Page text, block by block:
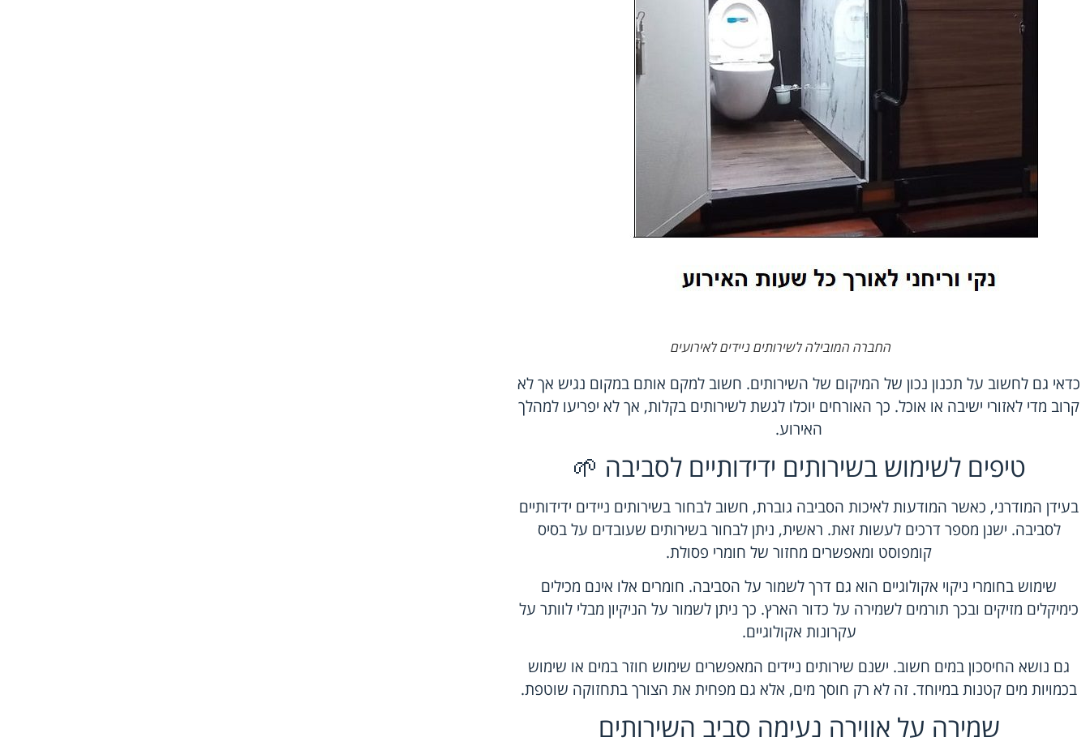
החברה המובילה לשירותים ניידים לאירועים
כדאי גם לחשוב על תכנון נכון של המיקום של השירותים. חשוב למקם אותם במקום נגיש אך לא
קרוב מדי לאזורי ישיבה או אוכל. כך האורחים יוכלו לגשת לשירותים בקלות, אך לא יפריעו למהלך
האירוע.
טיפים לשימוש בשירותים ידידותיים לסביבה 🌱
בעידן המודרני, כאשר המודעות לאיכות הסביבה גוברת, חשוב לבחור בשירותים ניידים ידידותיים
לסביבה. ישנן מספר דרכים לעשות זאת. ראשית, ניתן לבחור בשירותים שעובדים על בסיס
קומפוסט ומאפשרים מחזור של חומרי פסולת.
שימוש בחומרי ניקוי אקולוגיים הוא גם דרך לשמור על הסביבה. חומרים אלו אינם מכילים
כימיקלים מזיקים ובכך תורמים לשמירה על כדור הארץ. כך ניתן לשמור על הניקיון מבלי לוותר על
עקרונות אקולוגיים.
גם נושא החיסכון במים חשוב. ישנם שירותים ניידים המאפשרים שימוש חוזר במים או שימוש
בכמויות מים קטנות במיוחד. זה לא רק חוסך מים, אלא גם מפחית את הצורך בתחזוקה שוטפת.
שמירה על אווירה נעימה סביב השירותים